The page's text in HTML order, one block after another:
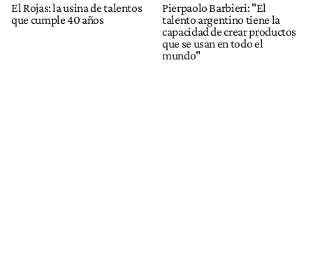
El Rojas: la usina de talentos
que cumple 40 años
Pierpaolo Barbieri: "El
talento argentino tiene la
capacidad de crear productos
que se usan en todo el
mundo"